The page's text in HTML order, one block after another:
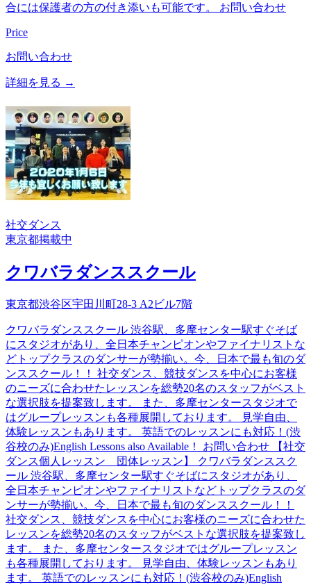
合には保護者の方の付き添いも可能です。 お問い合わせ
Price
お問い合わせ
詳細を見る →
社交ダンス
東京都掲載中
クワバラダンススクール
東京都渋谷区宇田川町28-3 A2ビル7階
クワバラダンススクール 渋谷駅、多摩センター駅すぐそば
にスタジオがあり、全日本チャンピオンやファイナリストな
どトップクラスのダンサーが勢揃い。今、日本で最も旬のダ
ンススクール！！ 社交ダンス、競技ダンスを中心にお客様
のニーズに合わせたレッスンを総勢20名のスタッフがベスト
な選択肢を提案致します。 また、多摩センタースタジオで
はグループレッスンも各種展開しております。 見学自由、
体験レッスンもあります。 英語でのレッスンにも対応！(渋
谷校のみ)English Lessons also Available！ お問い合わせ 【社交
ダンス個人レッスン 団体レッスン】 クワバラダンススク
ール 渋谷駅、多摩センター駅すぐそばにスタジオがあり、
全日本チャンピオンやファイナリストなどトップクラスのダ
ンサーが勢揃い。今、日本で最も旬のダンススクール！！
社交ダンス、競技ダンスを中心にお客様のニーズに合わせた
レッスンを総勢20名のスタッフがベストな選択肢を提案致し
ます。 また、多摩センタースタジオではグループレッスン
も各種展開しております。 見学自由、体験レッスンもあり
ます。 英語でのレッスンにも対応！(渋谷校のみ)English